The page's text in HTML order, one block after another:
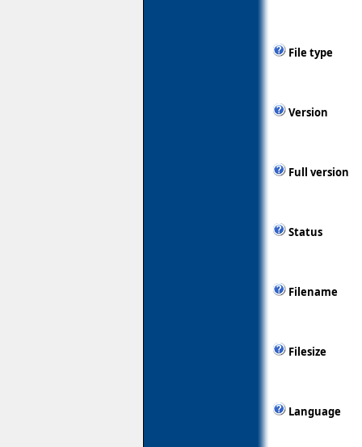
File type
Version
Full version
Status
Filename
Filesize
Language